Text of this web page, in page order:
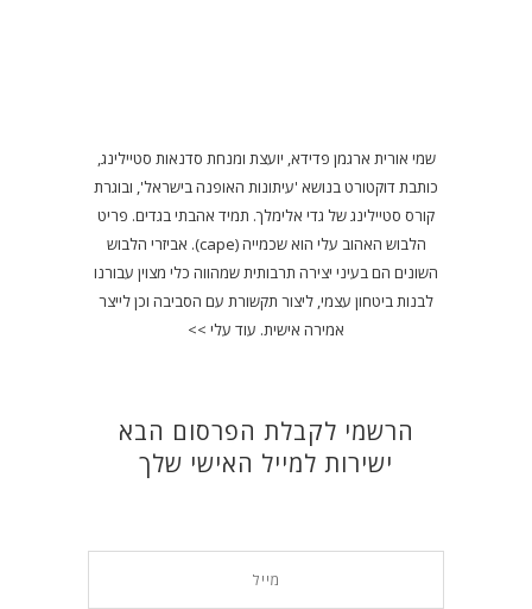
שמי אורית ארגמן פדידא, יועצת ומנחת סדנאות סטיילינג,
כותבת דוקטורט בנושא 'עיתונות האופנה בישראל', ובוגרת
קורס סטיילינג של גדי אלימלך. תמיד אהבתי בגדים. פריט
הלבוש האהוב עלי הוא שכמייה (cape). אביזרי הלבוש
השונים הם בעיני יצירה תרבותית שמהווה כלי מצוין עבורנו
לבנות ביטחון עצמי, ליצור תקשורת עם הסביבה וכן לייצר
אמירה אישית. עוד עלי >>
הרשמי לקבלת הפרסום הבא
ישירות למייל האישי שלך